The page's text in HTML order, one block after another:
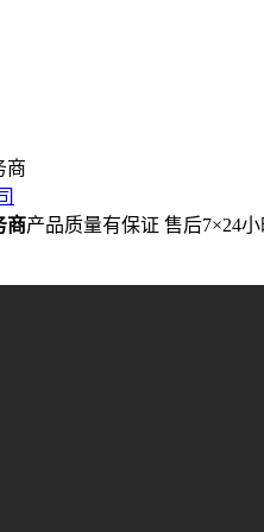
商
商产品质量有保证 售后7×24